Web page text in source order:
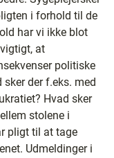
i forhold til de
har vi ikke blot
at
politiske
der f.eks. med
Hvad sker
stolene i
pligt til at tage
Udmeldinger i